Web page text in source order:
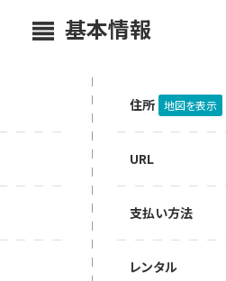
基本情報
住所 地図を表示
URL
支払い方法
レンタル